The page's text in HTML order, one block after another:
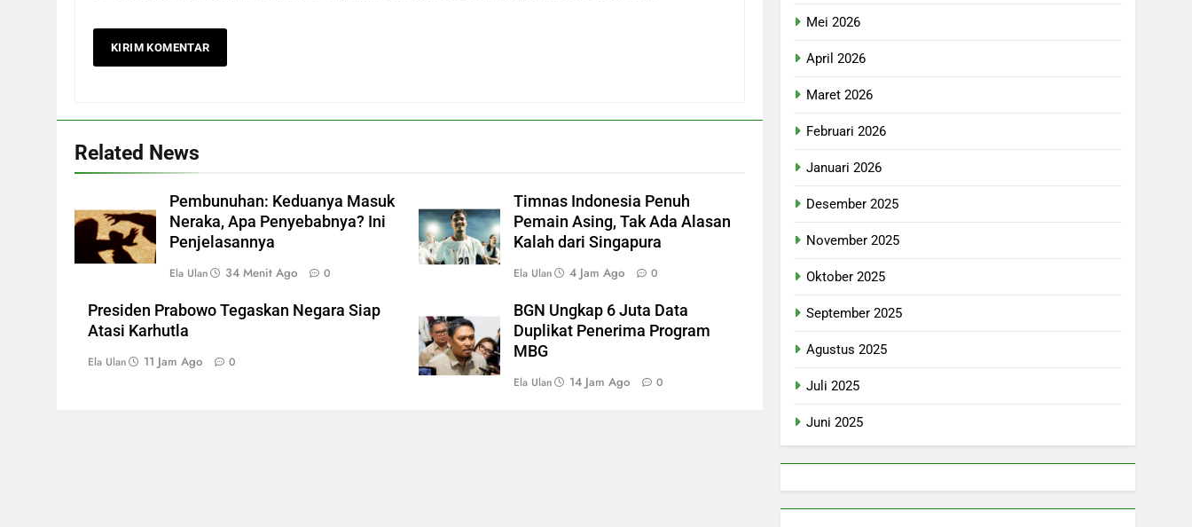
Related News
Pembunuhan: Keduanya Masuk
Neraka, Apa Penyebabnya? Ini
Penjelasannya
Ela Ulan 34 Menit Ago 0
Timnas Indonesia Penuh
Pemain Asing, Tak Ada Alasan
Kalah dari Singapura
Ela Ulan 4 Jam Ago 0
Presiden Prabowo Tegaskan Negara Siap
Atasi Karhutla
Ela Ulan 11 Jam Ago 0
BGN Ungkap 6 Juta Data
Duplikat Penerima Program
MBG
Ela Ulan 14 Jam Ago 0
Mei 2026
April 2026
Maret 2026
Februari 2026
Januari 2026
Desember 2025
November 2025
Oktober 2025
September 2025
Agustus 2025
Juli 2025
Juni 2025